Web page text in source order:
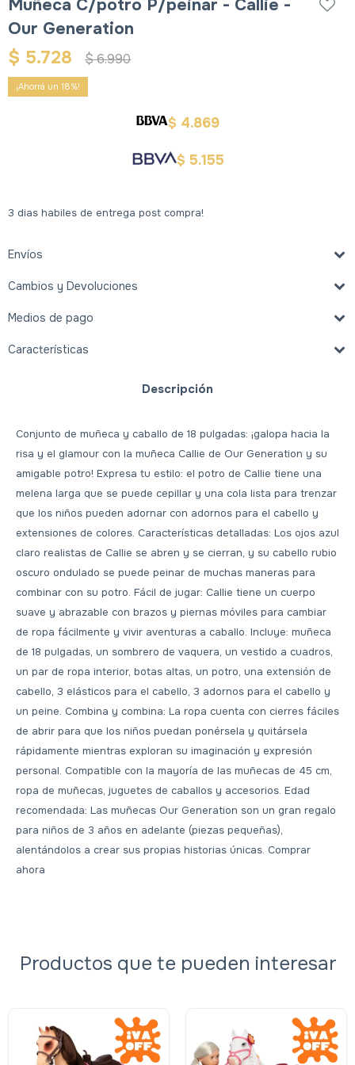
Muñeca C/potro P/peinar - Callie -
Our Generation
$ 5.728 $6.990
18
$ 4.869
$ 5.155
3 dias habiles de entrega post compra!
Envíos
Cambios y Devoluciones
Medios de pago
Características
Descripción
Conjunto de muñeca y caballo de 18 pulgadas: ¡galopa hacia la
risa y el glamour con la muñeca Callie de Our Generation y su
amigable potro! Expresa tu estilo: el potro de Callie tiene una
melena larga que se puede cepillar y una cola lista para trenzar
que los niños pueden adornar con adornos para el cabello y
extensiones de colores. Características detalladas: Los ojos azul
claro realistas de Callie se abren y se cierran, y su cabello rubio
oscuro ondulado se puede peinar de muchas maneras para
combinar con su potro. Fácil de jugar: Callie tiene un cuerpo
suave y abrazable con brazos y piernas móviles para cambiar
de ropa fácilmente y vivir aventuras a caballo. Incluye: muñeca
de 18 pulgadas, un sombrero de vaquera, un vestido a cuadros,
un par de ropa interior, botas altas, un potro, una extensión de
cabello, 3 elásticos para el cabello, 3 adornos para el cabello y
un peine. Combina y combina: La ropa cuenta con cierres fáciles
de abrir para que los niños puedan ponérsela y quitársela
rápidamente mientras exploran su imaginación y expresión
personal. Compatible con la mayoría de las muñecas de 45 cm,
ropa de muñecas, juguetes de caballos y accesorios. Edad
recomendada: Las muñecas Our Generation son un gran regalo
para niños de 3 años en adelante (piezas pequeñas),
alentándolos a crear sus propias historias únicas. Comprar
ahora
Productos que te pueden interesar